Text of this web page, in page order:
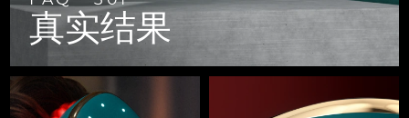
真实结果
LUNA™ 4 go
BEAR™ 设备
Red light therapy device for young skin
Portable red light therapy
Hybrid silicone sonic toothbrush
issa™ 4 baby
For ages 0-3
FAQ™ 102
FAQ™ 202
生发
FAQ™ 301
LED hair strengthening scalp massager
肌肤年轻化
FAQ™ 501
Full-Spectrum Red Light Therapy
哥伦比亚 预计送达日期8/13/26
预计送达日期
塞浦路斯 预计送达日期8/10/26